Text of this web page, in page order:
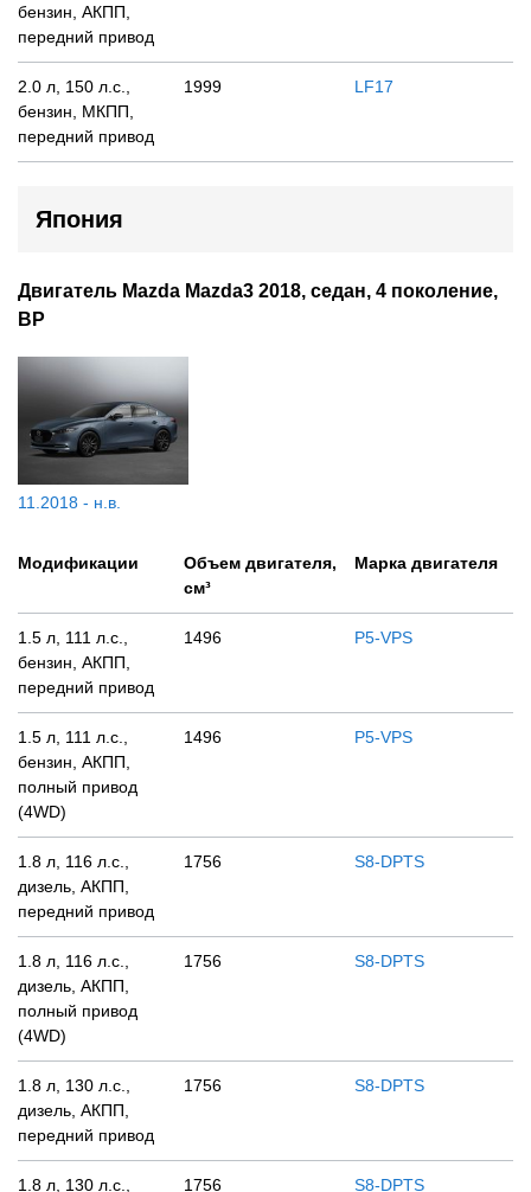
бензин, АКПП,
передний привод
2.0 л, 150 л.с.,
бензин, МКПП,
передний привод
1999 LF17
Япония
Двигатель Mazda Mazda3 2018, седан, 4 поколение,
BP
11.2018 - н.в.
Модификации
Объем двигателя,
см³
Марка двигателя
1.5 л, 111 л.с.,
бензин, АКПП,
передний привод
1496 P5-VPS
1.5 л, 111 л.с.,
бензин, АКПП,
полный привод
(4WD)
1496 P5-VPS
1.8 л, 116 л.с.,
дизель, АКПП,
передний привод
1756 S8-DPTS
1.8 л, 116 л.с.,
дизель, АКПП,
полный привод
(4WD)
1756 S8-DPTS
1.8 л, 130 л.с.,
дизель, АКПП,
передний привод
1756 S8-DPTS
1.8 л, 130 л.с.,
1756 S8-DPTS